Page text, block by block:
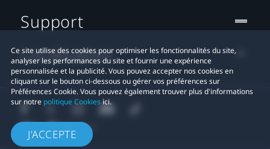
Ce site utilise des cookies pour optimiser les fonctionnalités du site,
analyser les performances du site et fournir une expérience
personnalisée et la publicité. Vous pouvez accepter nos cookies en
cliquant sur le bouton ci-dessous ou gérer vos préférences sur
Préférences Cookie. Vous pouvez également trouver plus d'informations
sur notre politique Cookiesici.
J'ACCEPTE
Support
Localisation